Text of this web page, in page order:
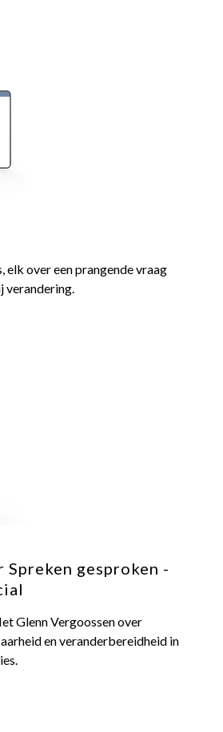
elk over een prangende vraag
verandering.
Spreken gesproken -
Glenn Vergoossen over
en veranderbereidheid in